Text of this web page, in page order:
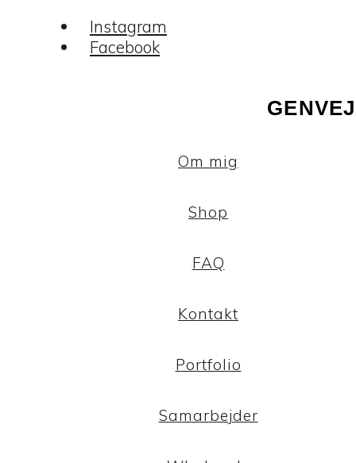
Instagram
Facebook
Om mig
Shop
FAQ
Kontakt
Portfolio
Samarbejder